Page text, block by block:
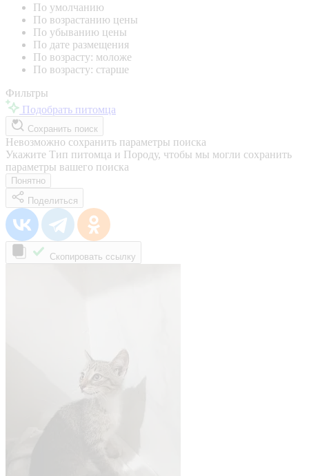
По умолчанию
По возрастанию цены
По убыванию цены
По дате размещения
По возрасту: моложе
По возрасту: старше
Фильтры
Подобрать питомца
Сохранить поиск
Невозможно сохранить параметры поиска
Укажите Тип питомца и Породу, чтобы мы могли сохранить
параметры вашего поиска
Понятно
Поделиться
Скопировать ссылку